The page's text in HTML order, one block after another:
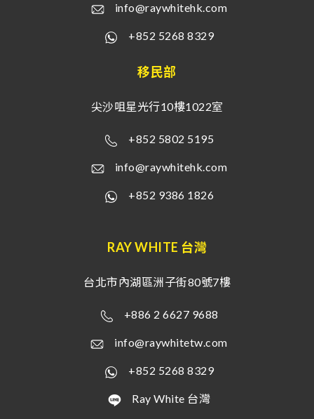
info@raywhitehk.com
+852 5268 8329
移民部
尖沙咀星光行10樓1022室
+852 5802 5195
info@raywhitehk.com
+852 9386 1826
RAY WHITE 台灣
台北市內湖區洲子街80號7樓
+886 2 6627 9688
info@raywhitetw.com
+852 5268 8329
Ray White 台灣